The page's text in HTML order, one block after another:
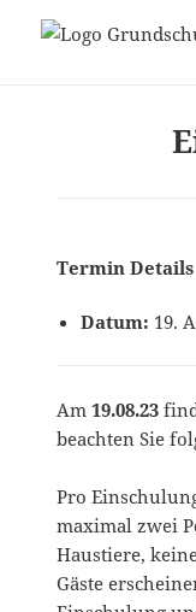
Termin Details
Datum: 19.
Am19.08.23
beachten Sie
Pro
maximal zwei
Haustiere,
Gäste